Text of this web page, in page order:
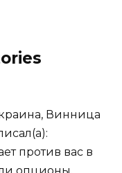
Винница
против вас в